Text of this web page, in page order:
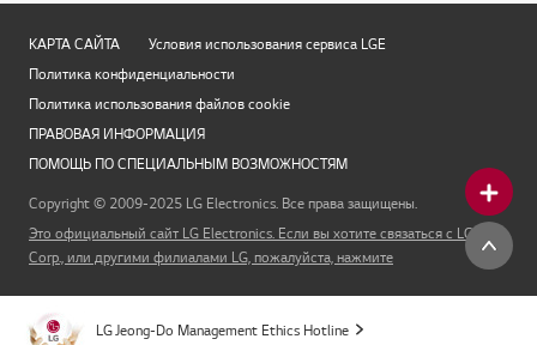
КАРТА САЙТА
Условия использования сервиса LGE
Политика конфиденциальности
Политика использования файлов cookie
ПРАВОВАЯ ИНФОРМАЦИЯ
ПОМОЩЬ ПО СПЕЦИАЛЬНЫМ ВОЗМОЖНОСТЯМ
Copyright © 2009-2025 LG Electronics. Все права защищены.
Это официальный сайт LG Electronics. Если вы хотите связаться с LG
Corp., или другими филиалами LG, пожалуйста, нажмите
LG Jeong-Do Management Ethics Hotline